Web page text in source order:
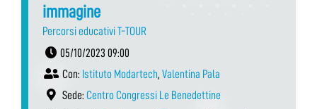
immagine
Percorsi educativi T-TOUR
05/10/2023 09:00
Con: Istituto Modartech, Valentina Pala
Sede: Centro Congressi Le Benedettine